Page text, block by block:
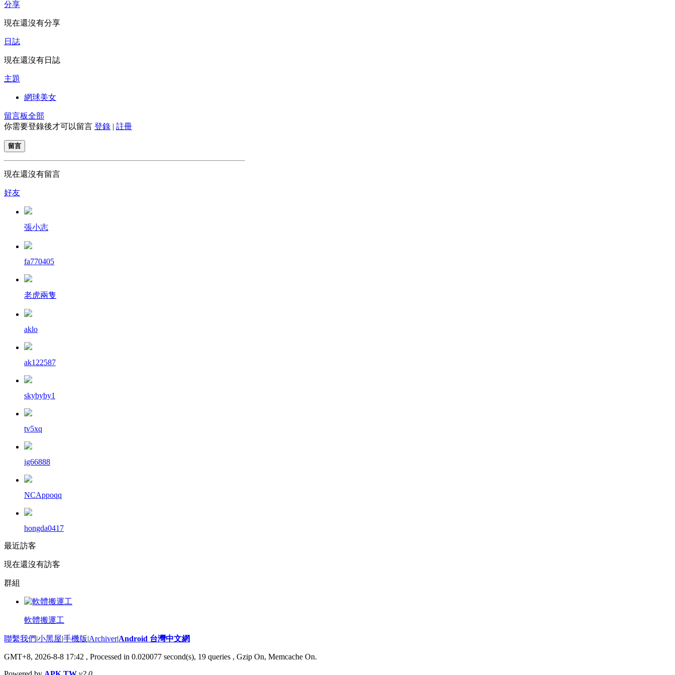
分享
現在還沒有分享
日誌
現在還沒有日誌
主題
網球美女
留言板全部
你需要登錄後才可以留言 登錄 | 註冊
留言
現在還沒有留言
好友
張小志
fa770405
老虎兩隻
aklo
ak122587
skybyby1
tv5xq
ig66888
NCAppoqq
hongda0417
最近訪客
現在還沒有訪客
群組
軟體搬運工
聯繫我們|小黑屋|手機版|Archiver|Android 台灣中文網
GMT+8, 2026-8-8 17:42 , Processed in 0.020077 second(s), 19 queries , Gzip On, Memcache On.